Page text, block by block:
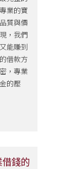
業的寶
質與價
，我們
能賺到
借款方
，專業
的壓
錢的